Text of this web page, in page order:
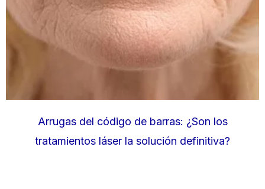
Arrugas del código de barras: ¿Son los
tratamientos láser la solución definitiva?